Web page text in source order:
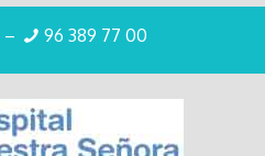
– 96 389 77 00